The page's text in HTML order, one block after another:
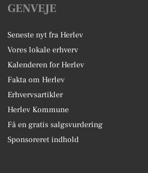
GENVEJE
Seneste nyt fra Herlev
Vores lokale erhverv
Kalenderen for Herlev
Fakta om Herlev
Erhvervsartikler
Herlev Kommune
Få en gratis salgsvurdering
Sponsoreret indhold